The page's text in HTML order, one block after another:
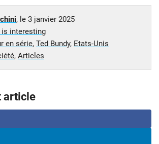
, le 3 janvier 2025
interesting
en série, Ted Bundy, Etats-Unis
, Articles
article